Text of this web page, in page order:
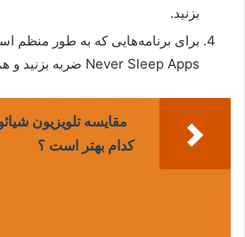
بزنید.
برای برنامه‌هایی که به طور منظم
Never Sleep Apps ضربه بزنید و همین رویه را دنبال کنید.
مقایسه تلویزیون
کدام بهتر است ؟